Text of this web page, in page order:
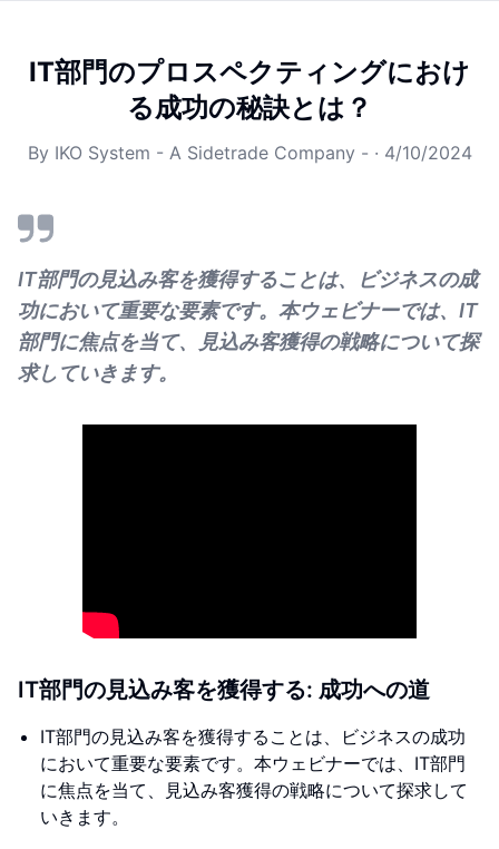
IT部門のプロスペクティングにおけ
る成功の秘訣とは？
By IKO System - A Sidetrade Company - · 4/10/2024
IT部門の見込み客を獲得することは、ビジネスの成
功において重要な要素です。本ウェビナーでは、IT
部門に焦点を当て、見込み客獲得の戦略について探
求していきます。
IT部門の見込み客を獲得する: 成功への道
IT部門の見込み客を獲得することは、ビジネスの成功
において重要な要素です。本ウェビナーでは、IT部門
に焦点を当て、見込み客獲得の戦略について探求して
いきます。